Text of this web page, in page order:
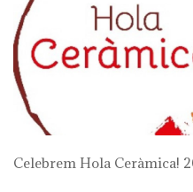
Celebrem Hola Ceràmica!